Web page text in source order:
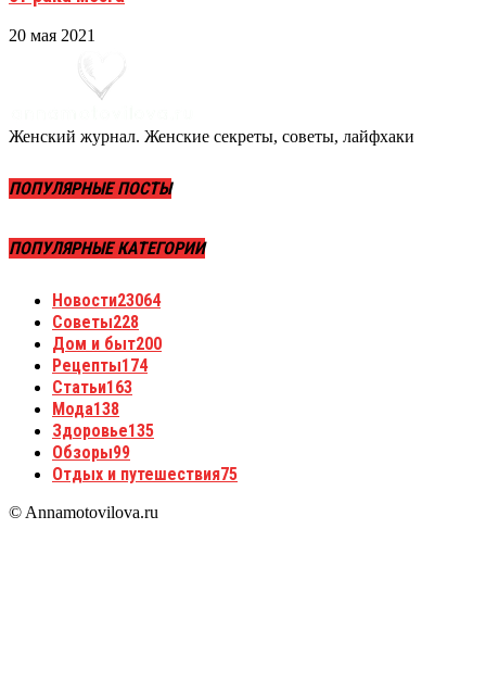
20 мая 2021
Женский журнал. Женские секреты, советы, лайфхаки
ПОПУЛЯРНЫЕ ПОСТЫ
ПОПУЛЯРНЫЕ КАТЕГОРИИ
Новости23064
Советы228
Дом и быт200
Рецепты174
Статьи163
Мода138
Здоровье135
Обзоры99
Отдых и путешествия75
© Annamotovilova.ru